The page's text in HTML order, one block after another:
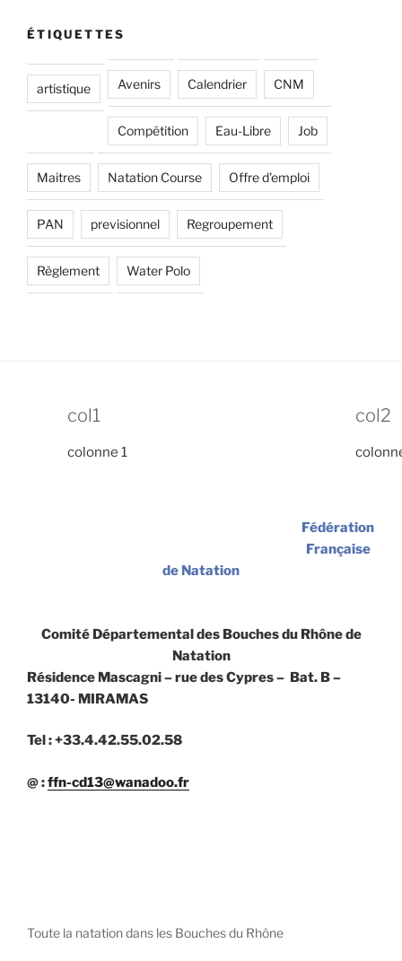
ÉTIQUETTES
artistique Avenirs Calendrier CNM
Compétition Eau-Libre Job
Maitres Natation Course Offre d'emploi
PAN previsionnel Regroupement
Règlement Water Polo
col1
colonne 1
col2
Fédération
Française
de Natation
Comité Départemental des Bouches du Rhône de
Natation
Résidence Mascagni – rue des Cypres – Bat. B –
13140- MIRAMAS
Tel : +33.4.42.55.02.58
@ :ffn-cd13@wanadoo.fr
Toute la natation dans les Bouches du Rhône